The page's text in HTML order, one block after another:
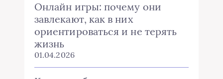
Онлайн игры: почему они
завлекают, как в них
ориентироваться и не терять
жизнь
01.04.2026